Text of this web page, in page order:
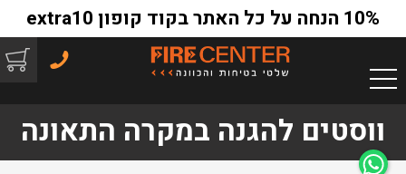
10% הנחה על כל האתר בקוד קופון extra10
ווסטים להגנה במקרה התאונה